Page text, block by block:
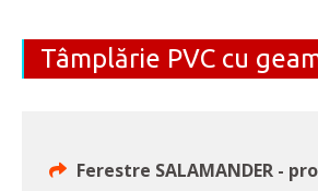
Tâmplărie PVC cu
Ferestre SALAMANDER -